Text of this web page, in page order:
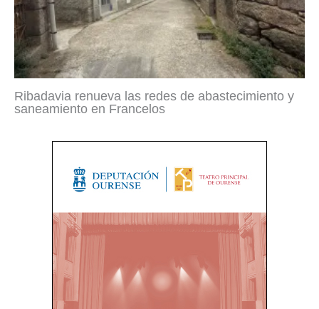
Ribadavia renueva las redes de abastecimiento y
saneamiento en Francelos